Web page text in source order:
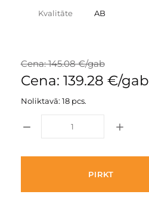
Kvalitāte AB
Cena: 145.08 €/gab
Cena: 139.28 €/gab
Noliktavā: 18 pcs.
PIRKT